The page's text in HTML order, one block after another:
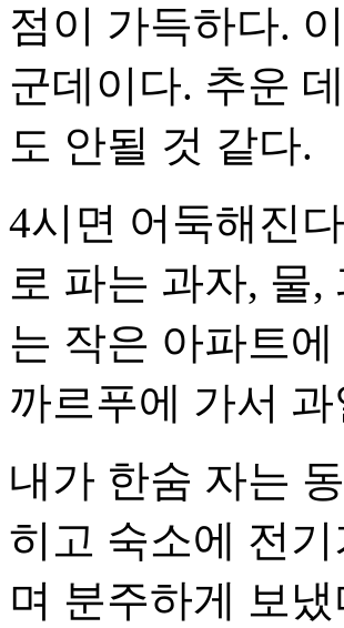
점이 가득하다.
군데이다. 추운
도 안될 것 같다.
4시면 어둑해진
로 파는 과자, 물
는 작은 아파트
까르푸에 가서
내가 한숨 자는
히고 숙소에 전
며 분주하게 보